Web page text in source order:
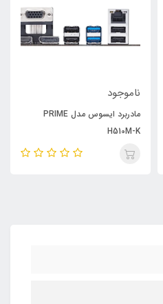
ناموجود
مادربرد ایسوس مدل PRIME
H510M-K